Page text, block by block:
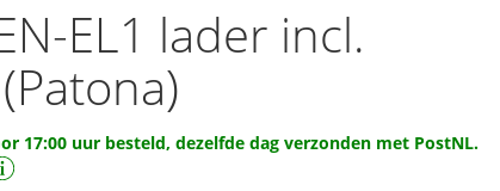
EL1 lader incl.
17:00 uur besteld, dezelfde dag verzonden met PostNL.